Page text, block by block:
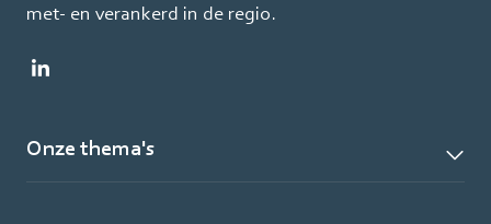
met- en verankerd in de regio.
Onze thema's